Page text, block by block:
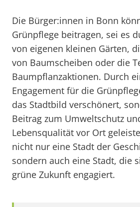
Die Bürger:innen in Bonn
Grünpflege beitragen, sei es
von eigenen kleinen Gärten,
von Baumscheiben oder die
Baumpflanzaktionen. Durch
Engagement für die
das Stadtbild verschönert,
Beitrag zum Umweltschutz
Lebensqualität vor Ort
nicht nur eine Stadt der
sondern auch eine Stadt, die
grüne Zukunft engagiert.